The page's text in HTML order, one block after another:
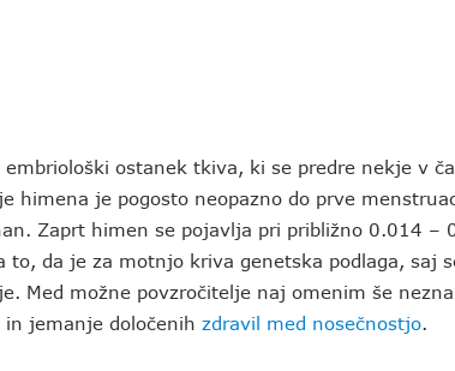
ostanek tkiva, ki se predre nekje v
himena je pogosto neopazno do prve
Zaprt himen se pojavlja pri približno 0.014 –
to, da je za motnjo kriva genetska podlaga, saj
Med možne povzročitelje naj omenim še
jemanje določenih zdravil med nosečnostjo.